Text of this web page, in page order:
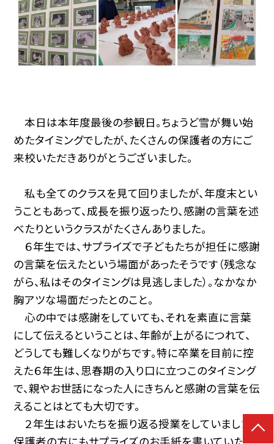
本日は本年度最後の参観日。ちょうど雪が舞い始
めたタイミングでしたが、たくさんの保護者の方にご
来校いただきありがとうございました。
私も全てのクラスを見て回りましたが、年度末とい
うこともあって、成長を振り返ったり、感謝の言葉を述
べたりというクラスがたくさんありました。
６年生では、サプライズで子どもたちが担任に感謝
の言葉を伝えたという場面があったそうです（残念な
がら、私はそのタイミングは見逃しました）。なかなか
胸アツな場面だったとのこと。
心の中では感謝をしていても、それを素直に言葉
にして伝えるということは、年齢が上がるにつれて、
どうしても難しくなりがちです。特に卒業を目前に控
えた６年生は、思春期の入り口に立つこのタイミング
で、親やお世話になった人にきちんと感謝の言葉を伝
えることはとても大切です。
２年生はおいたちを振り返る授業をしていました。
保護者の方にもサプライズのお手紙を書いていただ